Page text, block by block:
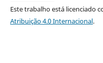
Este trabalho está licenciado
Atribuição 4.0 Internacional.